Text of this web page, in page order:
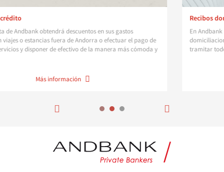
de
y
En Andbank le facilitamos la gestión periódica con nuestro
domiciliaciones. Le ofrecemos un servicio cómodo y rápido para
tramitar todos los pagos de su empresa.